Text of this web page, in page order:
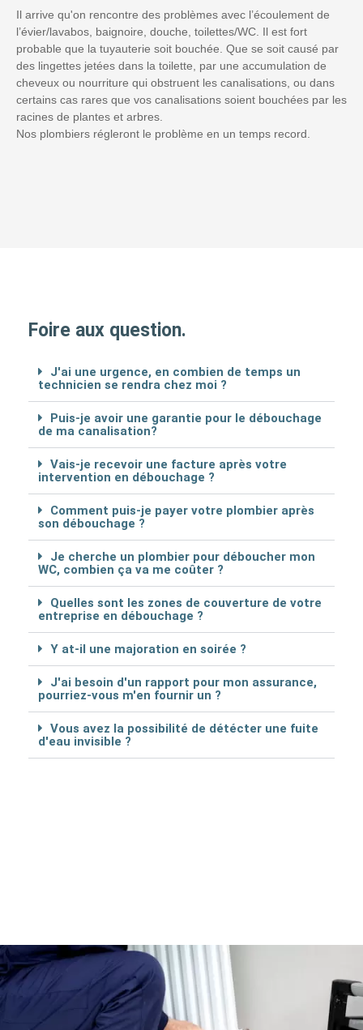
Il arrive qu'on rencontre des problèmes avec l’écoulement de
l’évier/lavabos, baignoire, douche, toilettes/WC. Il est fort
probable que la tuyauterie soit bouchée. Que se soit causé par
des lingettes jetées dans la toilette, par une accumulation de
cheveux ou nourriture qui obstruent les canalisations, ou dans
certains cas rares que vos canalisations soient bouchées par les
racines de plantes et arbres.
Nos plombiers régleront le problème en un temps record.
Foire aux question.
J'ai une urgence, en combien de temps un
technicien se rendra chez moi ?
Puis-je avoir une garantie pour le débouchage
de ma canalisation?
Vais-je recevoir une facture après votre
intervention en débouchage ?
Comment puis-je payer votre plombier après
son débouchage ?
Je cherche un plombier pour déboucher mon
WC, combien ça va me coûter ?
Quelles sont les zones de couverture de votre
entreprise en débouchage ?
Y at-il une majoration en soirée ?
J'ai besoin d'un rapport pour mon assurance,
pourriez-vous m'en fournir un ?
Vous avez la possibilité de détécter une fuite
d'eau invisible ?